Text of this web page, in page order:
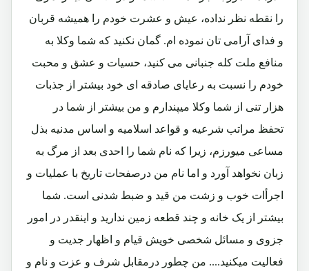
را نقطه نظر نداده، عیش و عشرت خودم را همیشه قربان
و فدای آرامی تان نموده ام. گمان نکنید که شما وکلا به
منافع ملت کله جنبانی می کنید، حسیات و عشق و محبت
خودم را نسبت به رعایای صادقه ای خود بیشتر از جذبات
هزار تنی از شما وکلا میپندارم و من بیشتر از شما در
تحفظ مراتب شرعیه و قواعد اسلامیه و اساس مدنیه بذل
مساعی میورزم، زیرا که نام شما را احدی بعد از مرگ به
زبان نخواهد آورد و اما نام من درصفحات تاریخ با عملیات و
اجرأات خوب و زشت من قید و ضبط شدنی است. شما
بیشتر از یک خانه و چند قطعه زمین ندارید و اینقدر در امور
جزوی و مسائل شخصی خویش قیام و اظهار جدیت و
فعالیت میکنید.... من چطور درمقابل شرف و عزت و نام و